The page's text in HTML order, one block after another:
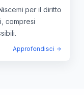
per il diritto
compresi
Approfondisci